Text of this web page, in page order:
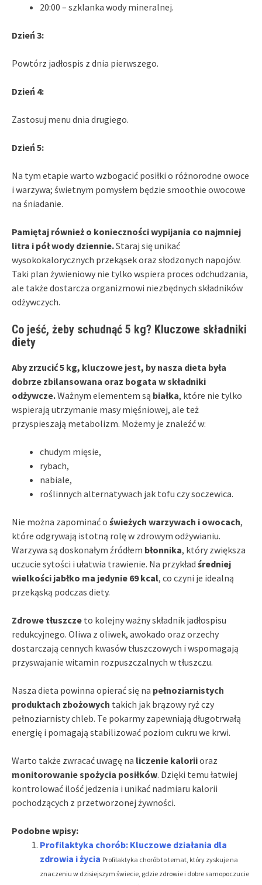
20:00 – szklanka wody mineralnej.
Dzień 3:
Powtórz jadłospis z dnia pierwszego.
Dzień 4:
Zastosuj menu dnia drugiego.
Dzień 5:
Na tym etapie warto wzbogacić posiłki o różnorodne owoce
i warzywa; świetnym pomysłem będzie smoothie owocowe
na śniadanie.
Pamiętaj również o konieczności wypijania co najmniej
litra i pół wody dziennie.Staraj się unikać
wysokokalorycznych przekąsek oraz słodzonych napojów.
Taki plan żywieniowy nie tylko wspiera proces odchudzania,
ale także dostarcza organizmowi niezbędnych składników
odżywczych.
Co jeść, żeby schudnąć 5 kg? Kluczowe składniki
diety
Aby zrzucić 5 kg, kluczowe jest, by nasza dieta była
dobrze zbilansowana oraz bogata w składniki
odżywcze.Ważnym elementem są białka, które nie tylko
wspierają utrzymanie masy mięśniowej, ale też
przyspieszają metabolizm. Możemy je znaleźć w:
chudym mięsie,
rybach,
nabiale,
roślinnych alternatywach jak tofu czy soczewica.
Nie można zapominać o świeżych warzywach i owocach,
które odgrywają istotną rolę w zdrowym odżywianiu.
Warzywa są doskonałym źródłem błonnika, który zwiększa
uczucie sytości i ułatwia trawienie. Na przykład średniej
wielkości jabłko ma jedynie 69 kcal, co czyni je idealną
przekąską podczas diety.
Zdrowe tłuszcze to kolejny ważny składnik jadłospisu
redukcyjnego. Oliwa z oliwek, awokado oraz orzechy
dostarczają cennych kwasów tłuszczowych i wspomagają
przyswajanie witamin rozpuszczalnych w tłuszczu.
Nasza dieta powinna opierać się na pełnoziarnistych
produktach zbożowych takich jak brązowy ryż czy
pełnoziarnisty chleb. Te pokarmy zapewniają długotrwałą
energię i pomagają stabilizować poziom cukru we krwi.
Warto także zwracać uwagę na liczenie kaloriioraz
monitorowanie spożycia posiłków. Dzięki temu łatwiej
kontrolować ilość jedzenia i unikać nadmiaru kalorii
pochodzących z przetworzonej żywności.
Podobne wpisy:
Profilaktyka chorób: Kluczowe działania dla
zdrowia i życia Profilaktyka chorób to temat, który zyskuje na
znaczeniu w dzisiejszym świecie, gdzie zdrowie i dobre samopoczucie